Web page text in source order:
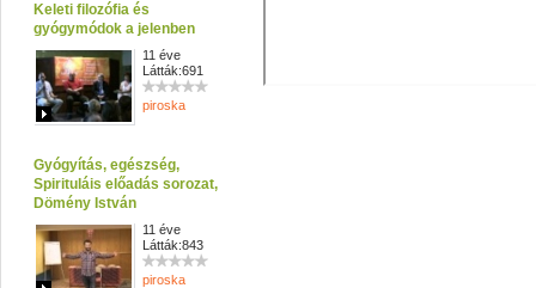
Keleti filozófia és
gyógymódok a jelenben
11 éve
Látták:691
piroska
Gyógyítás, egészség,
Spirituláis előadás sorozat,
Dömény István
11 éve
Látták:843
piroska